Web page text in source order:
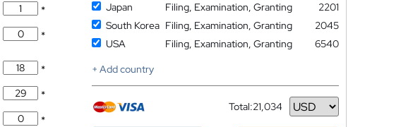
*
*
*
*
*
Japan
Filing, Examination, Granting
2201
South Korea Filing, Examination, Granting
2045
USA
Filing, Examination, Granting
6540
+ Add country
Total:21,034
Currency